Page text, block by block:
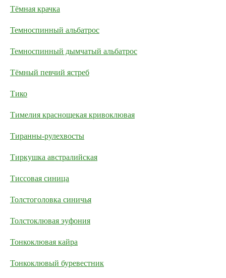
Тёмная крачка
Темноспинный альбатрос
Темноспинный дымчатый альбатрос
Тёмный певчий ястреб
Тико
Тимелия краснощекая кривоклювая
Тиранны-рулехвосты
Тиркушка австралийская
Тиссовая синица
Толстоголовка синичья
Толстоклювая эуфония
Тонкоклювая кайра
Тонкоклювый буревестник